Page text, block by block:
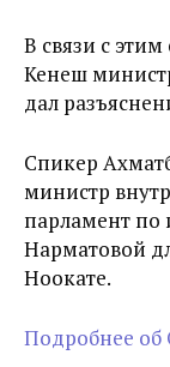
В связи с
Кенеш
дал
Спикер
министр
парламент по
Нарматовой
Ноокате.
Подробнее